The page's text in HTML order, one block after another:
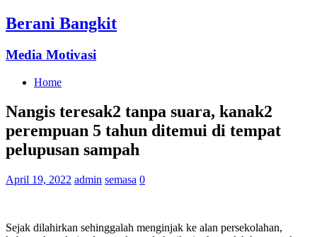
Berani Bangkit
Media Motivasi
Home
Nangis teresak2 tanpa suara, kanak2
perempuan 5 tahun ditemui di tempat
pelupusan sampah
April 19, 2022 admin semasa 0
Sejak dilahirkan sehinggalah menginjak ke alan persekolahan,